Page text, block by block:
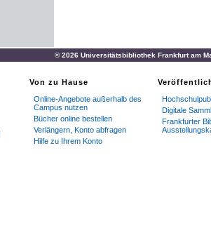
© 2026 Universitätsbibliothek Frankfurt am
Von zu Hause
Online-Angebote außerhalb des
Campus nutzen
Bücher online bestellen
Verlängern, Konto abfragen
Hilfe zu Ihrem Konto
Digitale
Frankfurter